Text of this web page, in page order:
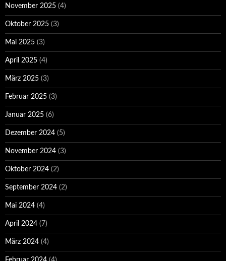
November 2025 (4)
Oktober 2025 (3)
Mai 2025 (3)
April 2025 (4)
März 2025 (3)
Februar 2025 (3)
Januar 2025 (6)
Dezember 2024 (5)
November 2024 (3)
Oktober 2024 (2)
September 2024 (2)
Mai 2024 (4)
April 2024 (7)
März 2024 (4)